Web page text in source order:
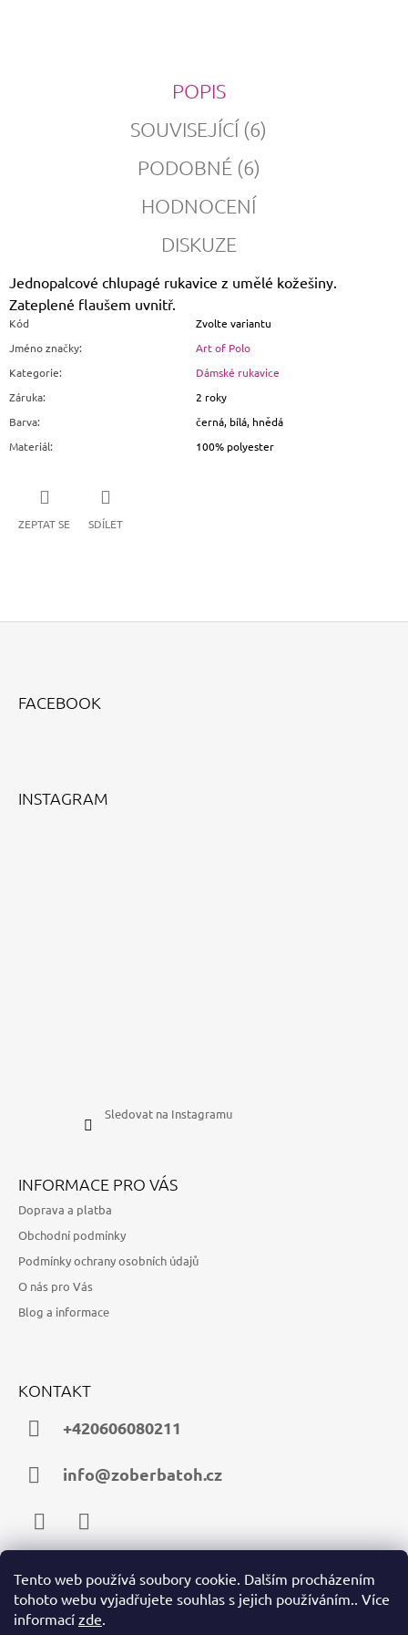
Tento web používá soubory cookie. Dalším procházením
tohoto webu vyjadřujete souhlas s jejich používáním.. Více
informací zde.
POPIS
SOUVISEJÍCÍ (6)
PODOBNÉ (6)
HODNOCENÍ
DISKUZE
Jednopalcové chlupagé rukavice z umělé kožešiny.
Zateplené flaušem uvnitř.
Kód
Zvolte variantu
Jméno značky:
Art of Polo
Kategorie:
Dámské rukavice
Záruka:
2 roky
Barva:
černá, bílá, hnědá
Materiál: 100% polyester
ZEPTAT SE SDÍLET
FACEBOOK
INSTAGRAM
Sledovat na Instagramu
INFORMACE PRO VÁS
Doprava a platba
Obchodní podmínky
Podmínky ochrany osobních údajů
O nás pro Vás
Blog a informace
KONTAKT
+420606080211
info@zoberbatoh.cz
FacebookInstagram
PŘIJÍMÁME ONLINE PLATBY